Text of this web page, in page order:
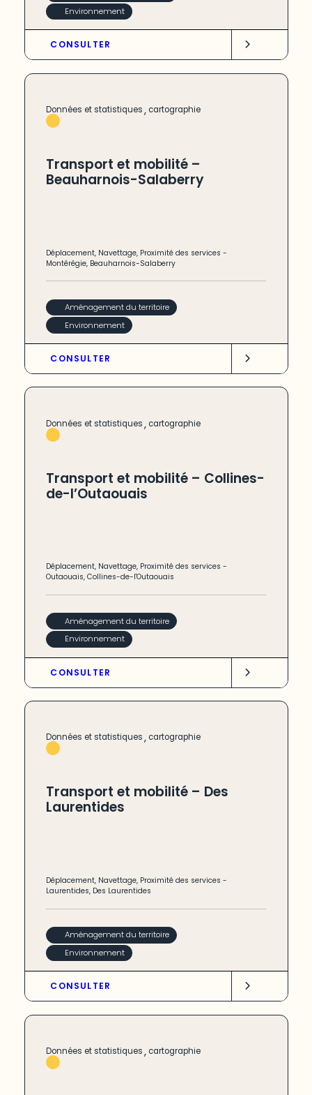
Environnement
CONSULTER
Données et statistiques, cartographie
Transport et mobilité –
Beauharnois-Salaberry
Déplacement, Navettage, Proximité des services -
Montérégie, Beauharnois-Salaberry
Aménagement du territoire
Environnement
CONSULTER
Données et statistiques, cartographie
Transport et mobilité – Collines-
de-l’Outaouais
Déplacement, Navettage, Proximité des services -
Outaouais,Collines-de-l'Outaouais
Aménagement du territoire
Environnement
CONSULTER
Données et statistiques, cartographie
Transport et mobilité – Des
Laurentides
Déplacement, Navettage, Proximité des services -
Laurentides, Des Laurentides
Aménagement du territoire
Environnement
CONSULTER
Données et statistiques, cartographie